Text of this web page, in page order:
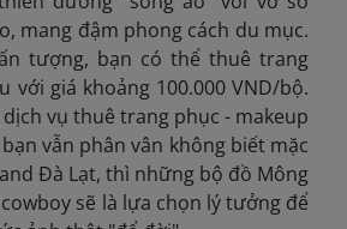
mang đậm phong cách du mục.
tượng, bạn có thể thuê trang
với giá khoảng 100.000 VND/bộ.
vụ thuê trang phục - makeup
vẫn phân vân không biết mặc
Đà Lạt, thì những bộ đồ Mông
sẽ là lựa chọn lý tưởng để